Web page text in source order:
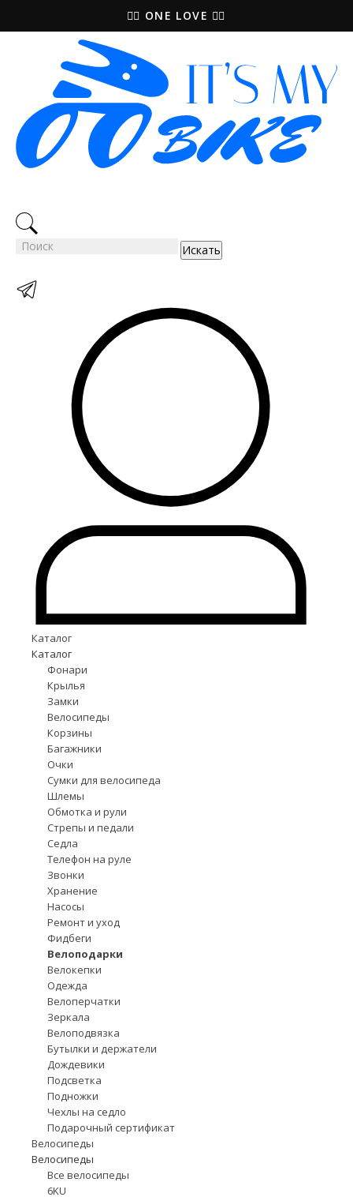
🚵‍♀️ ONE LOVE 🚴‍♀️
Искать
Каталог
Каталог
Фонари
Крылья
Замки
Велосипеды
Корзины
Багажники
Очки
Сумки для велосипеда
Шлемы
Обмотка и рули
Стрепы и педали
Седла
Телефон на руле
Звонки
Хранение
Насосы
Ремонт и уход
Фидбеги
Велоподарки
Велокепки
Одежда
Велоперчатки
Зеркала
Велоподвязка
Бутылки и держатели
Дождевики
Подсветка
Подножки
Чехлы на седло
Подарочный сертификат
Велосипеды
Велосипеды
Все велосипеды
6KU